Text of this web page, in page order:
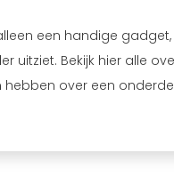
een handige
uitziet. Bekijk hier alle
over een